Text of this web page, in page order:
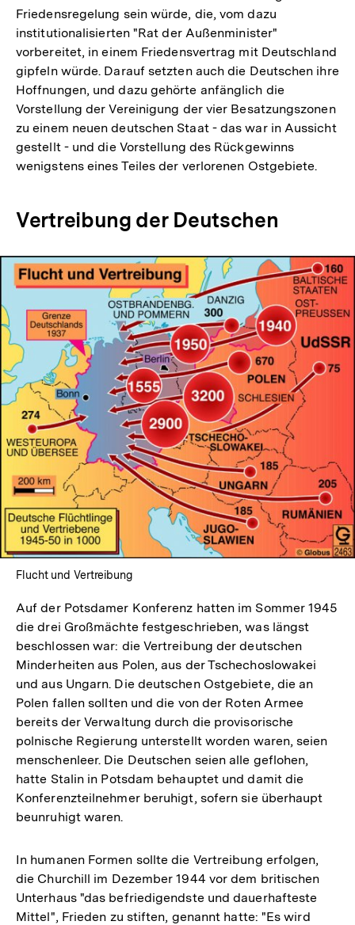
Friedensregelung sein würde, die, vom dazu
institutionalisierten "Rat der Außenminister"
vorbereitet, in einem Friedensvertrag mit Deutschland
gipfeln würde. Darauf setzten auch die Deutschen ihre
Hoffnungen, und dazu gehörte anfänglich die
Vorstellung der Vereinigung der vier Besatzungszonen
zu einem neuen deutschen Staat - das war in Aussicht
gestellt - und die Vorstellung des Rückgewinns
wenigstens eines Teiles der verlorenen Ostgebiete.
Vertreibung der Deutschen
In
Lightbox
öffnen
Flucht und Vertreibung
Auf der Potsdamer Konferenz hatten im Sommer 1945
die drei Großmächte festgeschrieben, was längst
beschlossen war: die Vertreibung der deutschen
Minderheiten aus Polen, aus der Tschechoslowakei
und aus Ungarn. Die deutschen Ostgebiete, die an
Polen fallen sollten und die von der Roten Armee
bereits der Verwaltung durch die provisorische
polnische Regierung unterstellt worden waren, seien
menschenleer. Die Deutschen seien alle geflohen,
hatte Stalin in Potsdam behauptet und damit die
Konferenzteilnehmer beruhigt, sofern sie überhaupt
beunruhigt waren.
In humanen Formen sollte die Vertreibung erfolgen,
die Churchill im Dezember 1944 vor dem britischen
Unterhaus "das befriedigendste und dauerhafteste
Mittel", Frieden zu stiften, genannt hatte: "Es wird